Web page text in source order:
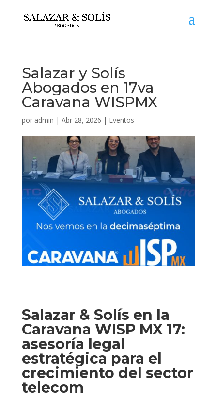
Salazar y Solís
Abogados en 17va
Caravana WISPMX
por admin | Abr 28, 2026 | Eventos
Salazar & Solís en la
Caravana WISP MX 17:
asesoría legal
estratégica para el
crecimiento del sector
telecom